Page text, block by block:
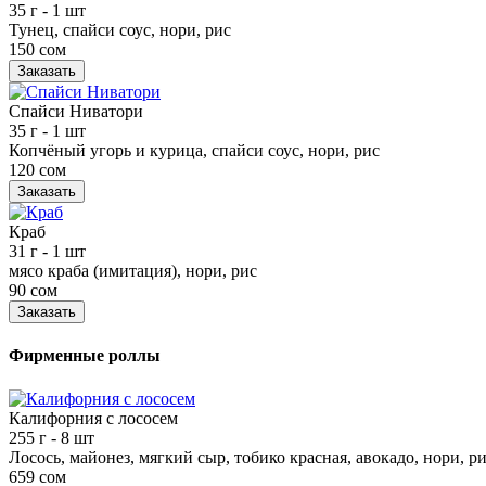
35 г - 1 шт
Тунец, спайси соус, нори, рис
150 сом
Заказать
Спайси Ниватори
35 г - 1 шт
Копчёный угорь и курица, спайси соус, нори, рис
120 сом
Заказать
Краб
31 г - 1 шт
мясо краба (имитация), нори, рис
90 сом
Заказать
Фирменные роллы
Калифорния с лососем
255 г - 8 шт
Лосось, майонез, мягкий сыр, тобико красная, авокадо, нори,
659 сом